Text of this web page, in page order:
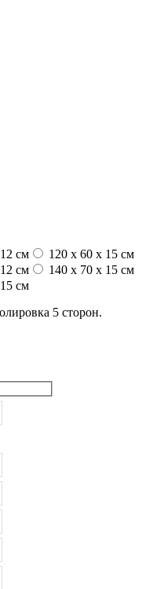
см
120 x 60 x 15 см
см
140 x 70 x 15 см
см
5 сторон.